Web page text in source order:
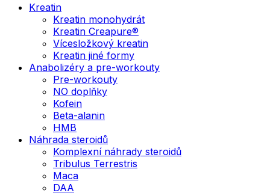
Kreatin
Kreatin monohydrát
Kreatin Creapure®
Vícesložkový kreatin
Kreatin jiné formy
Anabolizéry a pre-workouty
Pre-workouty
NO doplňky
Kofein
Beta-alanin
HMB
Náhrada steroidů
Komplexní náhrady steroidů
Tribulus Terrestris
Maca
DAA